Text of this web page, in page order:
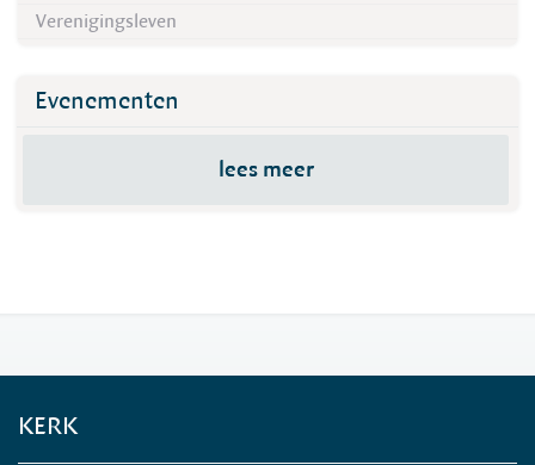
Verenigingsleven
Evenementen
lees meer
KERK